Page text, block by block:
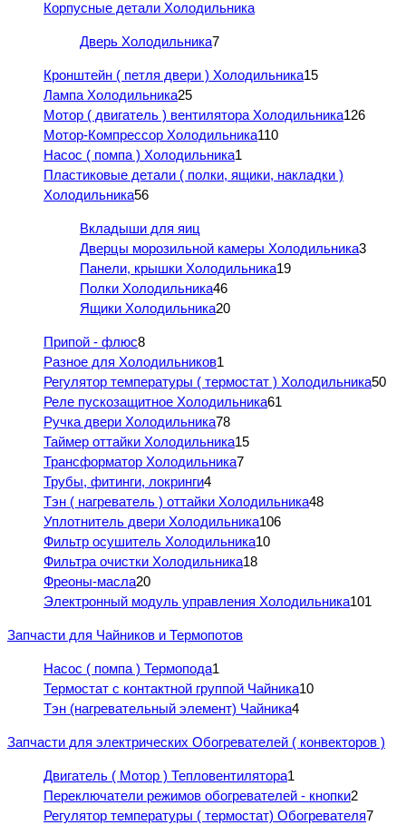
Корпусные детали Холодильника
Дверь Холодильника7
Кронштейн ( петля двери ) Холодильника15
Лампа Холодильника25
Мотор ( двигатель ) вентилятора Холодильника126
Мотор-Компрессор Холодильника110
Насос ( помпа ) Холодильника1
Пластиковые детали ( полки, ящики, накладки )
Холодильника56
Вкладыши для яиц
Дверцы морозильной камеры Холодильника3
Панели, крышки Холодильника19
Полки Холодильника46
Ящики Холодильника20
Припой - флюс8
Разное для Холодильников1
Регулятор температуры ( термостат ) Холодильника50
Реле пускозащитное Холодильника61
Ручка двери Холодильника78
Таймер оттайки Холодильника15
Трансформатор Холодильника7
Трубы, фитинги, локринги4
Тэн ( нагреватель ) оттайки Холодильника48
Уплотнитель двери Холодильника106
Фильтр осушитель Холодильника10
Фильтра очистки Холодильника18
Фреоны-масла20
Электронный модуль управления Холодильника101
Запчасти для Чайников и Термопотов
Насос ( помпа ) Термопода1
Термостат с контактной группой Чайника10
Тэн (нагревательный элемент) Чайника4
Запчасти для электрических Обогревателей ( конвекторов )
Двигатель ( Мотор ) Тепловентилятора1
Переключатели режимов обогревателей - кнопки2
Регулятор температуры ( термостат) Обогревателя7